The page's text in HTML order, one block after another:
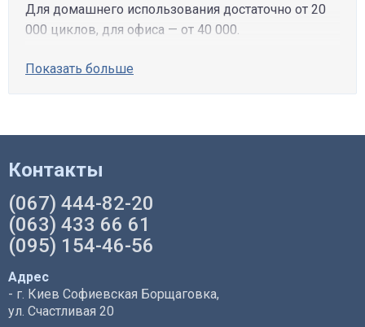
Для домашнего использования достаточно от 20
000 циклов, для офиса — от 40 000.
Показать больше
Контакты
(067) 444-82-20
(063) 433 66 61
(095) 154-46-56
Адрес
- г. Киев Софиевская Борщаговка,
ул. Счастливая 20